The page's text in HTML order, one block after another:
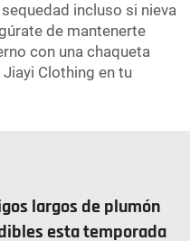
incluso si nieva
de mantenerte
con una chaqueta
Clothing en tu
largos de plumón
esta temporada